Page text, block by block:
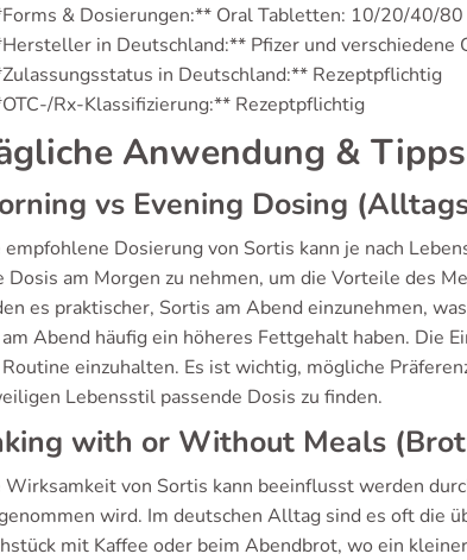
& Dosierungen:** Oral Tabletten: 10/20/40/
in Deutschland:** Pfizer und verschiedene
in Deutschland:** Rezeptpflichtig
Rx-Klassifizierung:** Rezeptpflichtig
Anwendung & Tipps
vs Evening Dosing
empfohlene Dosierung von Sortis kann je nach
Dosis am Morgen zu nehmen, um die Vorteile des
es praktischer, Sortis am Abend einzunehmen,
Abend häufig ein höheres Fettgehalt haben. Die
einzuhalten. Es ist wichtig, mögliche
Lebensstil passende Dosis zu finden.
with or Without Meals
Wirksamkeit von Sortis kann beeinflusst werden
wird. Im deutschen Alltag sind es oft die
mit Kaffee oder beim Abendbrot, wo ein